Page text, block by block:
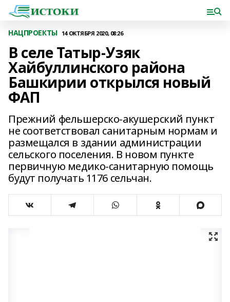
НАЦПРОЕКТЫ 14 ОКТЯБРЯ 2020, 08:26
В селе Татыр-Узяк
Хайбуллинского района
Башкирии открылся новый
ФАП
Прежний фельшерско-акушерский пункт
не соответствовал санитарным нормам и
размещался в здании администрации
сельского поселения. В новом пункте
первичную медико-санитарную помощь
будут получать 1176 сельчан.